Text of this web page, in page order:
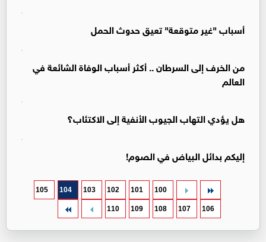
أسباب "غير متوقعة" تعيق حدوث الحمل
من الخرف إلى السرطان .. أكثر أسباب الوفاة الشائعة في
العالم
هل يؤدي التهاب الجيوب الأنفية إلى الاكتئاب؟
إليكم بدائل البياض في الصوم!
100
101
102
103
104
105
106
107
108
109
110